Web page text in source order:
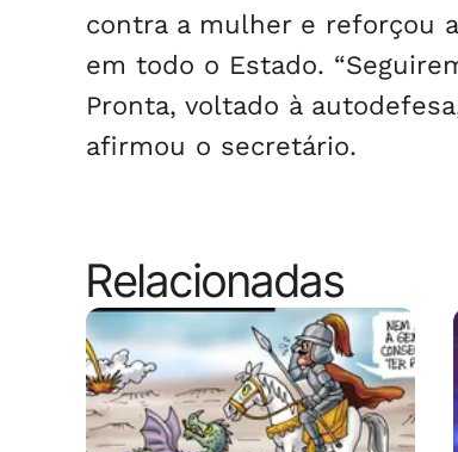
contra a mulher e reforçou
em todo o Estado.
Pronta, voltado à
afirmou o secretário.
Relacionadas